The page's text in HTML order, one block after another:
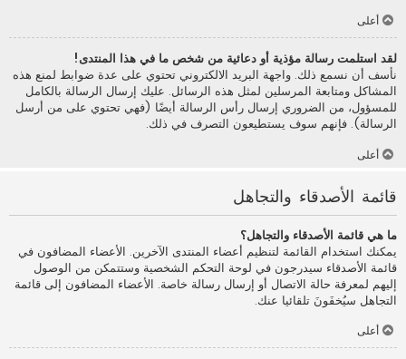
أعلى
لقد استلمت رسالة مؤذية أو دعائية من شخص ما في هذا المنتدى!
نأسف أن نسمع ذلك. واجهة البريد الالكتروني تحتوي على عدة ضوابط لمنع هذه
المشاكل ومتابعة المرسلين لمثل هذه الرسائل. عليك إرسال الرسالة بالكامل
للمسؤول، من الضروري إرسال رأس الرسالة أيضًا (فهي تحتوي على من أرسل
الرسالة). فإنهم سوف يستطيعون التصرف في ذلك.
أعلى
قائمة الأصدقاء والتجاهل
ما هي قائمة الأصدقاء والتجاهل؟
يمكنك استخدام القائمة لتنظيم أعضاء المنتدى الآخرين. الأعضاء المضافون في
قائمة الأصدقاء سيدرجون في لوحة التحكم الشخصية وستتمكن من الوصول
إليهم لمعرفة حالة الاتصال أو إرسال رسالة خاصة. الأعضاء المضافون إلى قائمة
التجاهل سيُخفَونَ تلقائيا عنك.
أعلى